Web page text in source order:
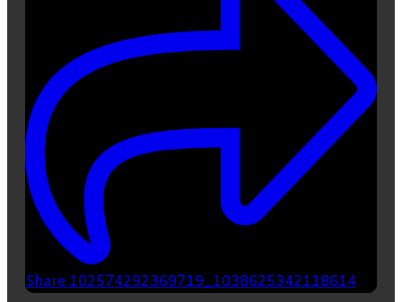
Share 102574292369719_1038625342118614